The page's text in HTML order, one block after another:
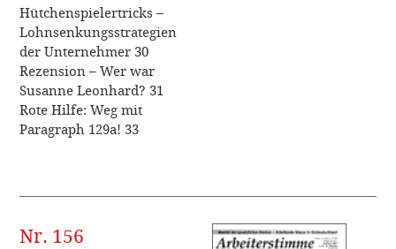
Hütchenspielertricks –
Lohnsenkungsstrategien
der Unternehmer 30
Rezension – Wer war
Susanne Leonhard? 31
Rote Hilfe: Weg mit
Paragraph 129a! 33
Nr. 156